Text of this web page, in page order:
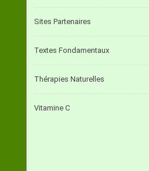
Sites Partenaires
Textes Fondamentaux
Thérapies Naturelles
Vitamine C